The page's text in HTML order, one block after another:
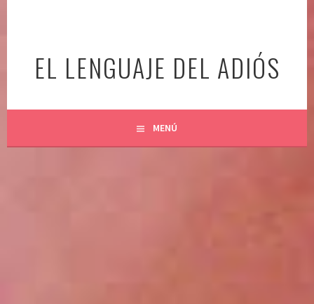
EL LENGUAJE DEL ADIÓS
MENÚ